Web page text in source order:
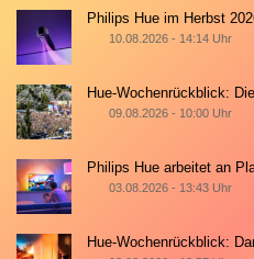
Philips Hue im Herbst
10.08.2026 - 14:14 Uhr
Hue-Wochenrückblick:
09.08.2026 - 10:00 Uhr
Philips Hue arbeitet an
03.08.2026 - 13:43 Uhr
Hue-Wochenrückblick: